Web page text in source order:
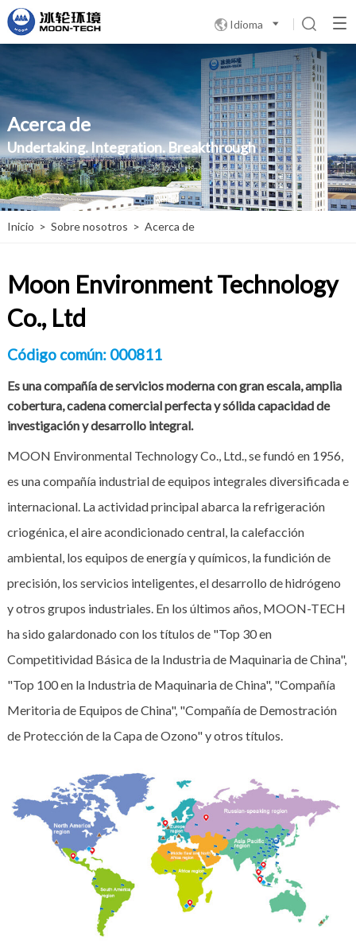
Idioma 
Acerca de
Undertaking. Integration. Breakthrough
Inicio > Sobre nosotros > Acerca de
Moon Environment Technology
Co., Ltd
Código común: 000811
Es una compañía de servicios moderna con gran escala, amplia
cobertura, cadena comercial perfecta y sólida capacidad de
investigación y desarrollo integral.
MOON Environmental Technology Co., Ltd., se fundó en 1956,
es una compañía industrial de equipos integrales diversificada e
internacional. La actividad principal abarca la refrigeración
criogénica, el aire acondicionado central, la calefacción
ambiental, los equipos de energía y químicos, la fundición de
precisión, los servicios inteligentes, el desarrollo de hidrógeno
y otros grupos industriales. En los últimos años, MOON-TECH
ha sido galardonado con los títulos de "Top 30 en
Competitividad Básica de la Industria de Maquinaria de China",
"Top 100 en la Industria de Maquinaria de China", "Compañía
Meritoria de Equipos de China", "Compañía de Demostración
de Protección de la Capa de Ozono" y otros títulos.